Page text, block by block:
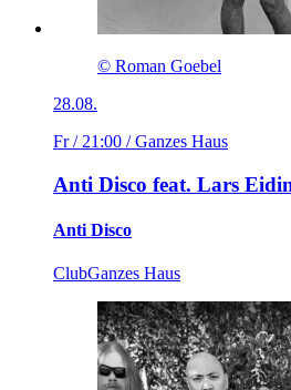
© Roman Goebel
28.08.
Fr / 21:00 / Ganzes Haus
Anti Disco feat. Lars
Anti Disco
ClubGanzes Haus